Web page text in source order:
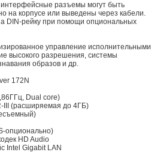
интерфейсные разъемы могут быть
на корпусе или выведены через кабели.
DIN-рейку при помощи опциональных
управление исполнительными
высокого разрешения, системы
образов и др.
172N
Dual core)
III (расширяемая до 4ГБ)
опционально)
HD Audio
Intel Gigabit LAN